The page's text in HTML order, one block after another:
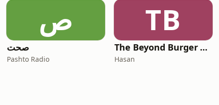
ص
صحت
Pashto Radio
TB
The Beyond Burger Pod
Hasan